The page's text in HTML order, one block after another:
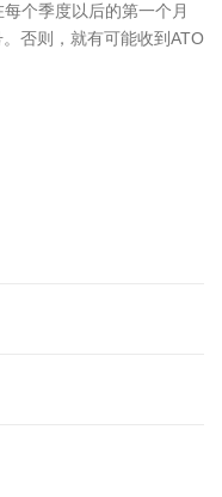
个季度以后的第一个月
否则，就有可能收到ATO